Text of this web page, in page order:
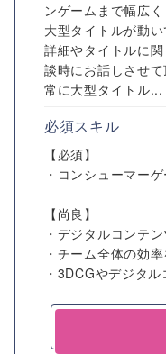
ンゲームまで幅広
大型タイトルが動い
詳細やタイトルに
談時にお話しさせて
常に大型タイトル...
必須スキル
【必須】
・コンシューマー
【尚良】
・デジタルコンテ
・チーム全体の効
・3DCGやデジタ